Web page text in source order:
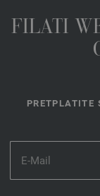
FILATI
PRETPLATITE